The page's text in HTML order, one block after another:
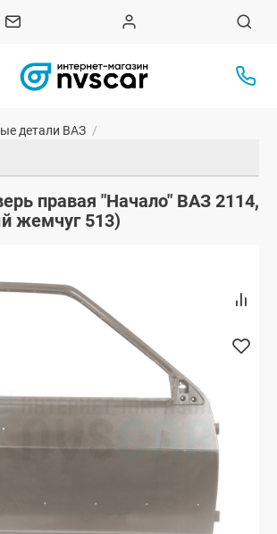
детали ВАЗ /
правая "Начало" ВАЗ 2114,
жемчуг 513)